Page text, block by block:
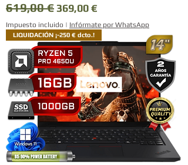
Precio
619,00 € Precio de oferta
369,00 €
Impuesto incluido | Infórmate por WhatsApp
LIQUIDACIÓN ¡-250 € dcto.!